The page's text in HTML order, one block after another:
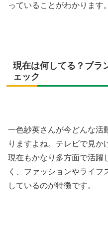
っていることがわかります。
現在は何してる？ブラ
ェック
一色紗英さんが今どんな活
りますよね。テレビで見か
現在もかなり多方面で活躍
く、ファッションやライフ
しているのが特徴です。